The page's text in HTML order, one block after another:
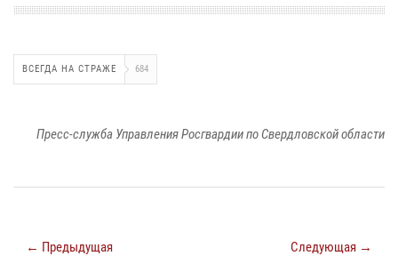
ВСЕГДА НА СТРАЖЕ 684
Пресс-служба Управления Росгвардии по Свердловской области
← Предыдущая Следующая →